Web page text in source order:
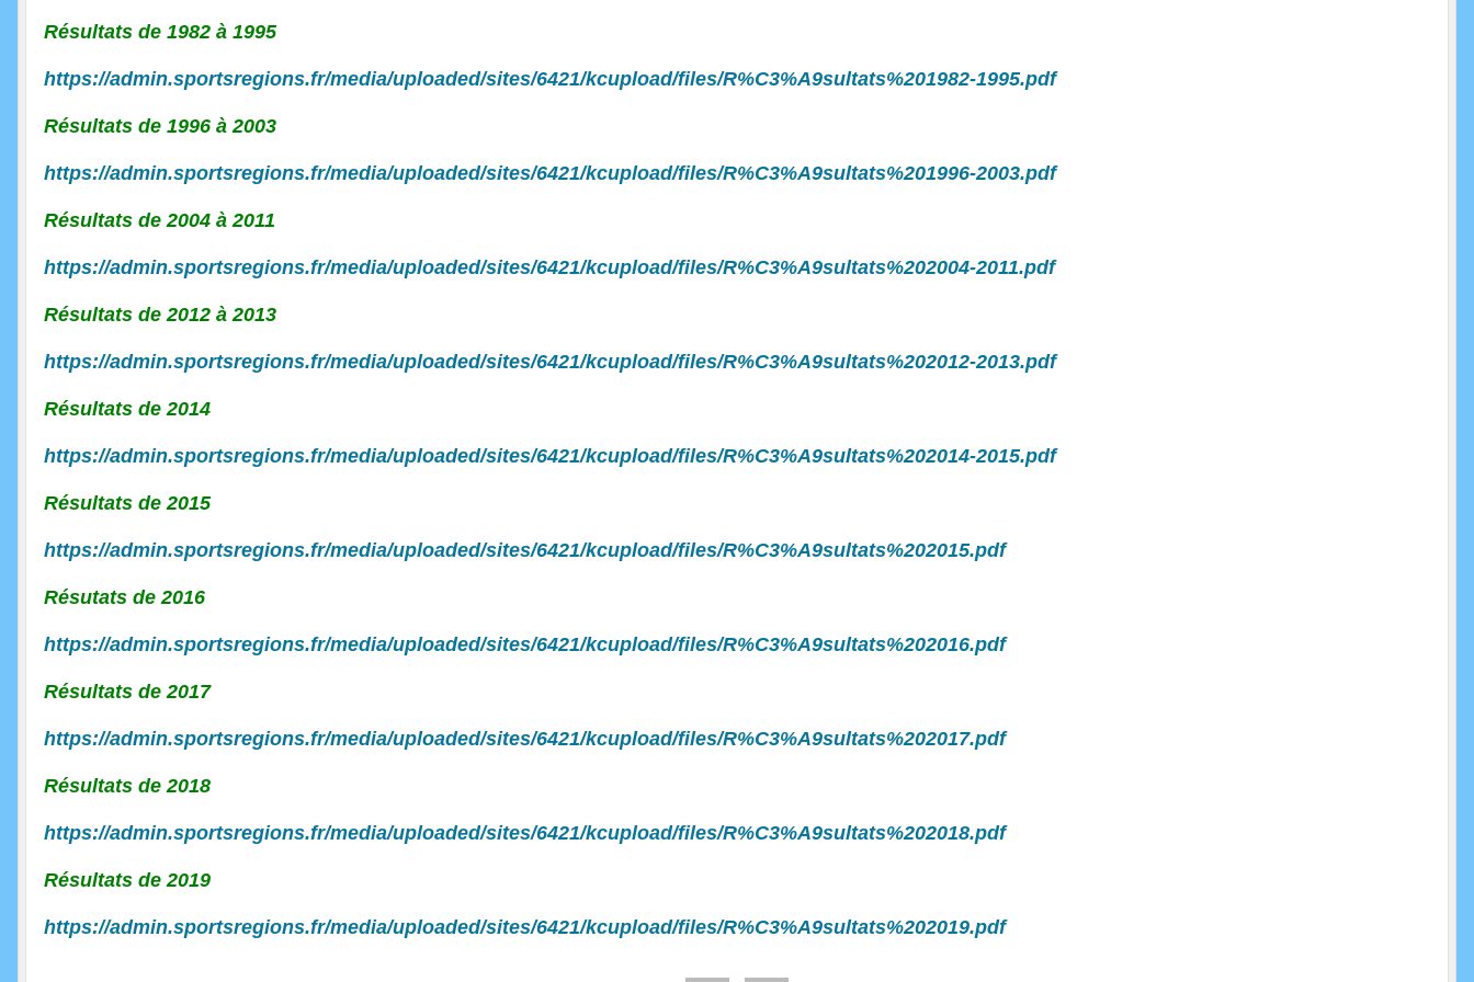
Résultats de 1982 à 1995
https://admin.sportsregions.fr/media/uploaded/sites/6421/kcupload/files/R%C3%A9sultats%201982-1995.pdf
Résultats de 1996 à 2003
https://admin.sportsregions.fr/media/uploaded/sites/6421/kcupload/files/R%C3%A9sultats%201996-2003.pdf
Résultats de 2004 à 2011
https://admin.sportsregions.fr/media/uploaded/sites/6421/kcupload/files/R%C3%A9sultats%202004-2011.pdf
Résultats de 2012 à 2013
https://admin.sportsregions.fr/media/uploaded/sites/6421/kcupload/files/R%C3%A9sultats%202012-2013.pdf
Résultats de 2014
https://admin.sportsregions.fr/media/uploaded/sites/6421/kcupload/files/R%C3%A9sultats%202014-2015.pdf
Résultats de 2015
https://admin.sportsregions.fr/media/uploaded/sites/6421/kcupload/files/R%C3%A9sultats%202015.pdf
Résutats de 2016
https://admin.sportsregions.fr/media/uploaded/sites/6421/kcupload/files/R%C3%A9sultats%202016.pdf
Résultats de 2017
https://admin.sportsregions.fr/media/uploaded/sites/6421/kcupload/files/R%C3%A9sultats%202017.pdf
Résultats de 2018
https://admin.sportsregions.fr/media/uploaded/sites/6421/kcupload/files/R%C3%A9sultats%202018.pdf
Résultats de 2019
https://admin.sportsregions.fr/media/uploaded/sites/6421/kcupload/files/R%C3%A9sultats%202019.pdf